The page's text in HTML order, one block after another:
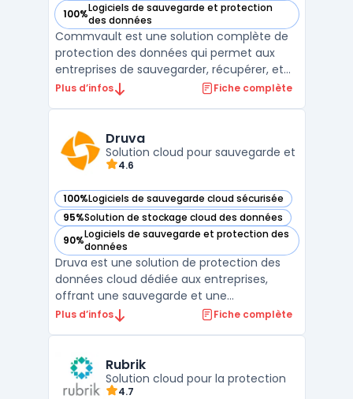
100%Logiciels de sauvegarde et protection
des données
— voir Commvault dans cette catégorie
Commvault est une solution complète de
protection des données qui permet aux
entreprises de sauvegarder, récupérer, et
gérer leurs données à travers des
besoins complexes des infrastructures
modernes, Commvault offre une approche
cen ...
Plus d’infos Fiche complète
Druva
Solution cloud pour sauvegarde et
4.6
100%Logiciels de sauvegarde cloud sécurisée
— voir Druva dans cette catégorie
95%Solution de stockage cloud des données
— voir Druva dans cette catégorie
90%Logiciels de sauvegarde et protection des
données
— voir Druva dans cette catégorie
Druva est une solution de protection des
données cloud dédiée aux entreprises,
offrant une sauvegarde et une
récupération des données centralisées sur
données des organisations, quelle que soit
leur taille, en élimi ...
Plus d’infos Fiche complète
Rubrik
Solution cloud pour la protection
4.7